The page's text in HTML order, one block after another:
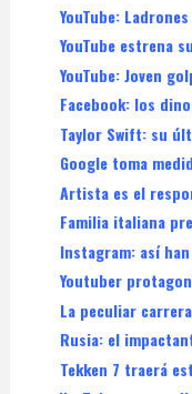
YouTube:
YouTube estrena
YouTube: Joven
Facebook: los
Taylor Swift: su
Google toma
Artista es el
Familia italiana
Instagram: así
Youtuber
La peculiar
Rusia: el
Tekken 7 traerá